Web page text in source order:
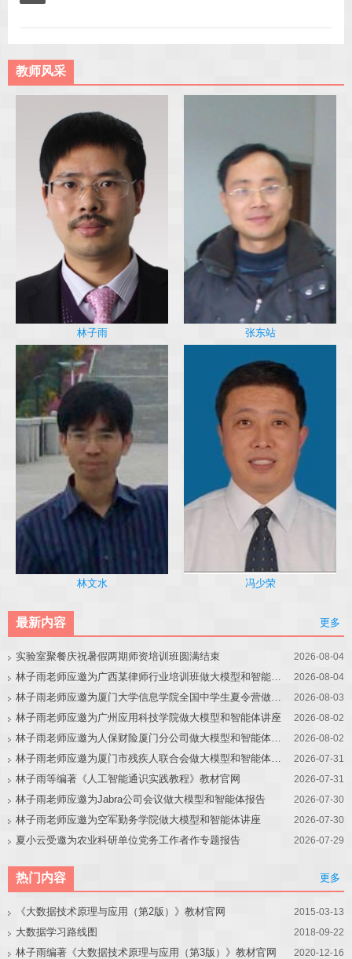
教师风采
林子雨 张东站
林文水 冯少荣
最新内容 更多
实验室聚餐庆祝暑假两期师资培训班圆满结束 2026-08-04
林子雨老师应邀为广西某律师行业培训班做大模型和智能体讲座 2026-08-04
林子雨老师应邀为厦门大学信息学院全国中学生夏令营做大模型讲座 2026-08-03
林子雨老师应邀为广州应用科技学院做大模型和智能体讲座 2026-08-02
林子雨老师应邀为人保财险厦门分公司做大模型和智能体讲座 2026-08-02
林子雨老师应邀为厦门市残疾人联合会做大模型和智能体讲座 2026-07-31
林子雨等编著《人工智能通识实践教程》教材官网 2026-07-31
林子雨老师应邀为Jabra公司会议做大模型和智能体报告 2026-07-30
林子雨老师应邀为空军勤务学院做大模型和智能体讲座 2026-07-30
夏小云受邀为农业科研单位党务工作者作专题报告 2026-07-29
热门内容 更多
《大数据技术原理与应用（第2版）》教材官网 2015-03-13
大数据学习路线图 2018-09-22
林子雨编著《大数据技术原理与应用（第3版）》教材官网 2020-12-16